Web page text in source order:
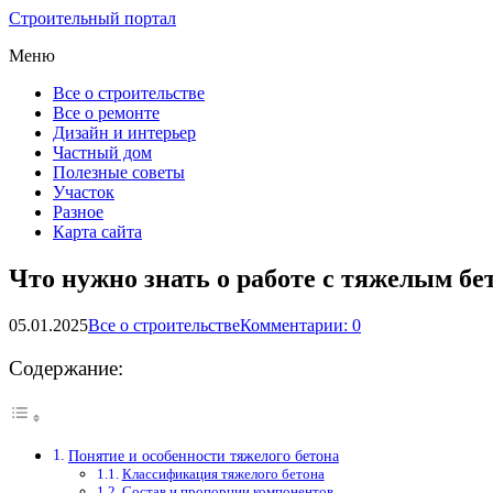
Строительный портал
Меню
Все о строительстве
Все о ремонте
Дизайн и интерьер
Частный дом
Полезные советы
Участок
Разное
Карта сайта
Что нужно знать о работе с тяжелым
05.01.2025Все о строительствеКомментарии: 0
Содержание:
Понятие и особенности тяжелого бетона
Классификация тяжелого бетона